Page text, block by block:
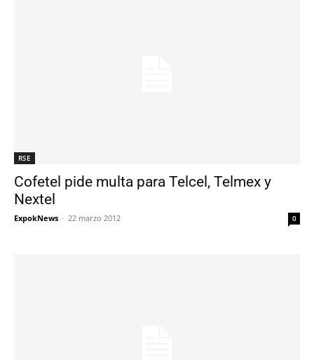
RSE
Cofetel pide multa para Telcel, Telmex y
Nextel
ExpokNews - 22 marzo 2012 0